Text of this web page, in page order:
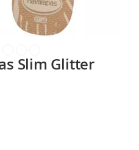
Slim Glitter